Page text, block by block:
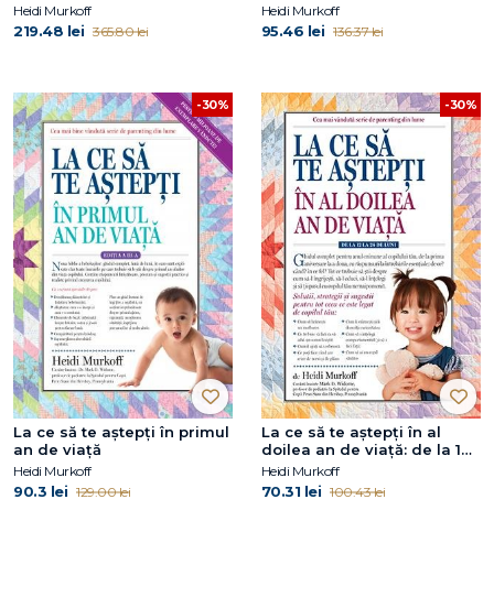
Heidi Murkoff
219.48 lei 365.80 lei
Heidi Murkoff
95.46 lei 136.37 lei
-30%
La ce să te aștepți în primul
an de viață
Heidi Murkoff
90.3 lei 129.00 lei
-30%
La ce să te aștepți în al
doilea an de viață: de la 12
la 24 de luni
Heidi Murkoff
70.31 lei 100.43 lei